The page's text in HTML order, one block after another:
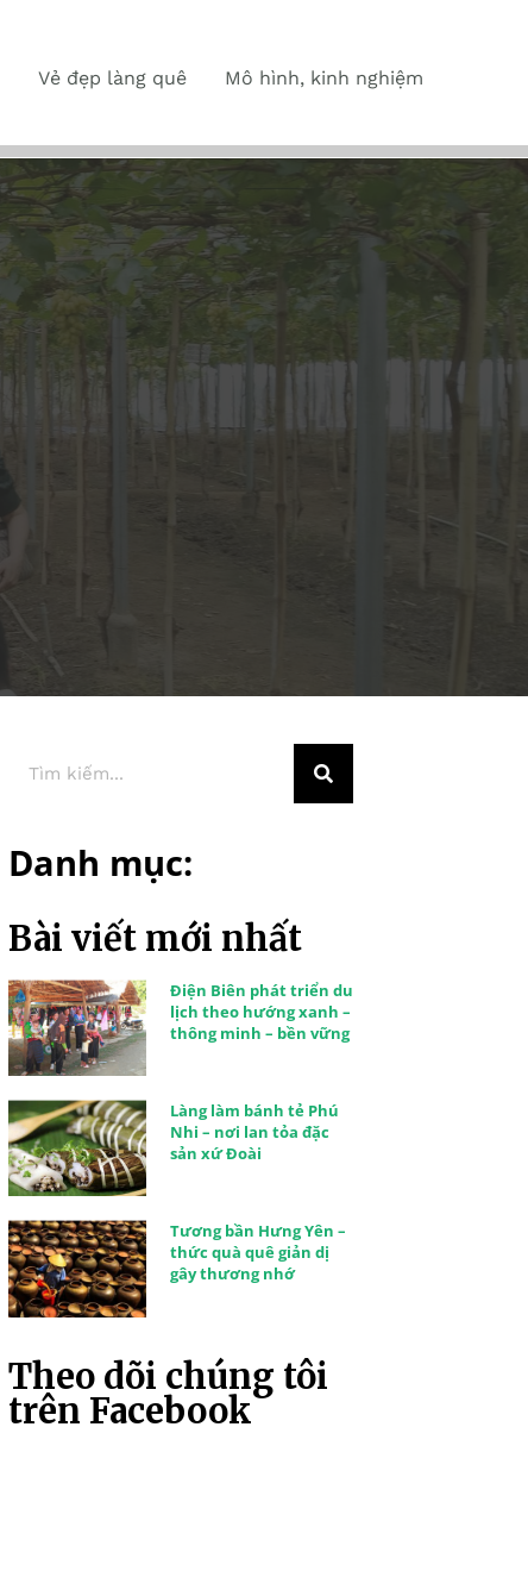
Vẻ đẹp làng quê Mô hình, kinh nghiệm
Danh mục:
Bài viết mới nhất
Điện Biên phát triển du
lịch theo hướng xanh –
thông minh – bền vững
Làng làm bánh tẻ Phú
Nhi – nơi lan tỏa đặc
sản xứ Đoài
Tương bần Hưng Yên –
thức quà quê giản dị
gây thương nhớ
Theo dõi chúng tôi
trên Facebook